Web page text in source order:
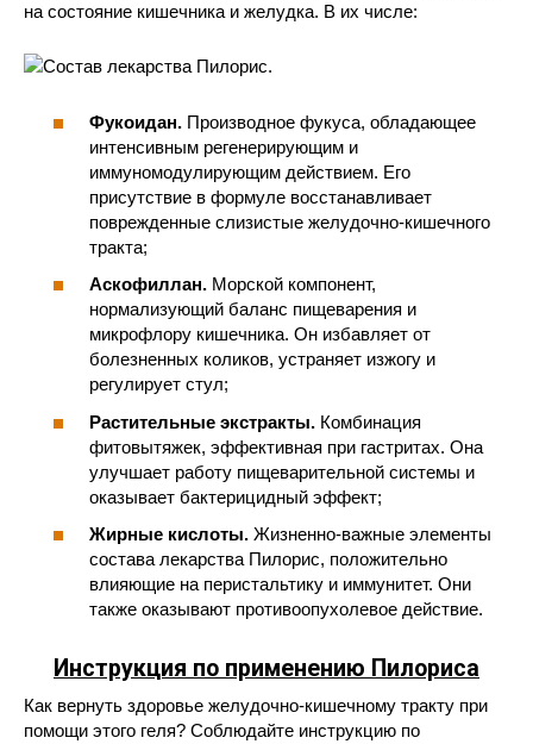
на состояние кишечника и желудка. В их числе:
Фукоидан. Производное фукуса, обладающее
интенсивным регенерирующим и
иммуномодулирующим действием. Его
присутствие в формуле восстанавливает
поврежденные слизистые желудочно-кишечного
тракта;
Аскофиллан. Морской компонент,
нормализующий баланс пищеварения и
микрофлору кишечника. Он избавляет от
болезненных коликов, устраняет изжогу и
регулирует стул;
Растительные экстракты. Комбинация
фитовытяжек, эффективная при гастритах. Она
улучшает работу пищеварительной системы и
оказывает бактерицидный эффект;
Жирные кислоты. Жизненно-важные элементы
состава лекарства Пилорис, положительно
влияющие на перистальтику и иммунитет. Они
также оказывают противоопухолевое действие.
Инструкция по применению Пилориса
Как вернуть здоровье желудочно-кишечному тракту при
помощи этого геля? Соблюдайте инструкцию по